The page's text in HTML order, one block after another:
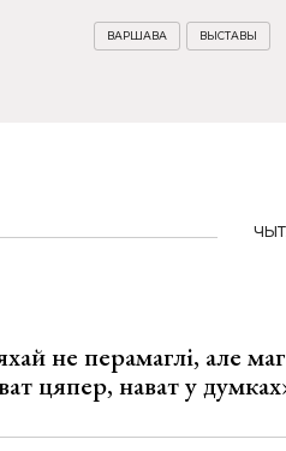
ВАРШАВА ВЫСТАВЫ
не перамаглі, але
цяпер, нават у